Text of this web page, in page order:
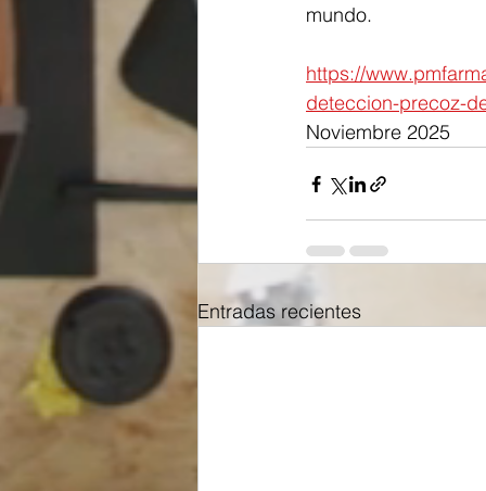
mundo.
https://
deteccion-precoz-
Noviembre 2025
Entradas recientes